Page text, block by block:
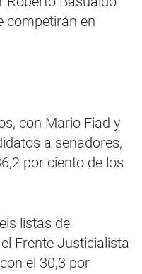
competirán en
con Mario Fiad y
a senadores,
por ciento de los
listas de
Frente Justicialista
el 30,3 por